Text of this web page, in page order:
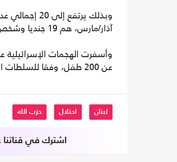
وبذلك
آذار/مارس، هم 19 جنديا وشخص مدني يعمل بالتعاقد لحساب الجيش.
عن 200 طفل، وفقا للسلطات اللبنانية.
لبنان احتلال حزب الله
اشترك في قناتنا